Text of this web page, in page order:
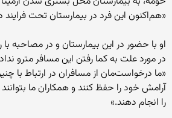
«هم‌اکنون این فرد در بیمارستان تحت فرایند
او با حضور در این بیمارستان و در مصاحبه
در مورد علت به کما رفتن این مسافر مترو
«ما درخواست‌مان از مسافران در ارتباط با
آرامش خود را حفظ کنند و همکاران ما
را انجام دهند.»